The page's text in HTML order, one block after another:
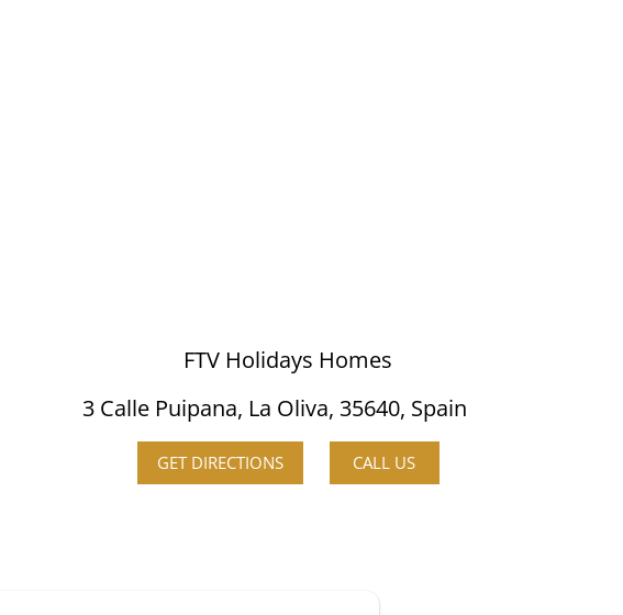
FTV Holidays Homes
3 Calle Puipana, La Oliva, 35640, Spain
GET DIRECTIONS CALL US